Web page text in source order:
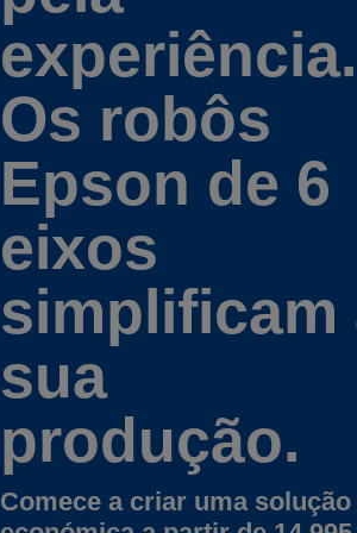
experiência.
Os robôs
Epson de 6
eixos
simplificam
sua
produção.
Comece a criar uma solução